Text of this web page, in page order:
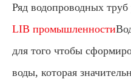
Ряд водопроводных
LIB промышленности
для того чтобы
воды, которая